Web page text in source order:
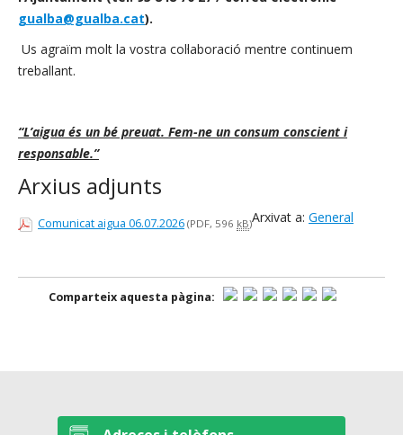
gualba@gualba.cat).
Us agraïm molt la vostra col·laboració mentre continuem
treballant.
“L’aigua és un bé preuat. Fem-ne un consum conscient i
responsable.”
Arxius adjunts
Comunicat aigua 06.07.2026 (PDF, 596 kB)Arxivat a: General
Comparteix aquesta pàgina: